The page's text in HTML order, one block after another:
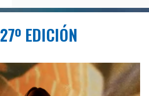
27º EDICIÓN